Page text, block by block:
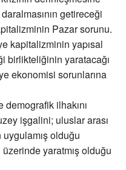
getireceği
Pazar sorunu.
kapitalizminin yapısal
birlikteliğinin yaratacağı
ekonomisi sorunlarına
ilhakını
işgalini; uluslar arası
olduğu
yaratmış olduğu